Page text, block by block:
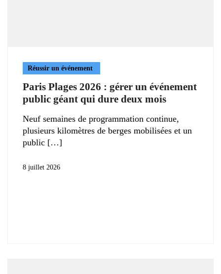
Réussir un événement
Paris Plages 2026 : gérer un événement
public géant qui dure deux mois
Neuf semaines de programmation continue,
plusieurs kilomètres de berges mobilisées et un
public
8 juillet 2026